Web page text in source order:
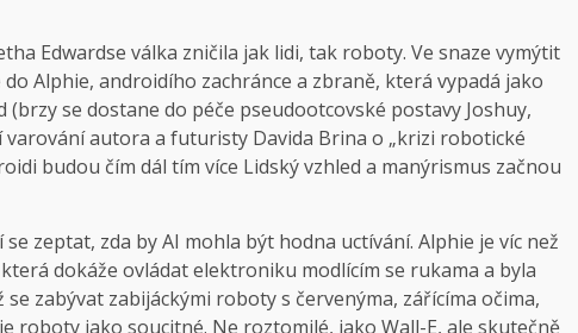
Edwardse válka zničila jak lidi, tak roboty. Ve snaze vymýtit
Alphie, androidího zachránce a zbraně, která vypadá jako
se dostane do péče pseudootcovské postavy Joshuy,
autora a futuristy Davida Brina o „krizi robotické
budou čím dál tím více Lidský vzhled a manýrismus začnou
se zeptat, zda by AI mohla být hodna uctívání. Alphie je víc než
dokáže ovládat elektroniku modlícím se rukama a byla
zabývat zabijáckými roboty s červenýma, zářícíma očima,
roboty jako soucitné. Ne roztomilé, jako Wall-E, ale skutečně